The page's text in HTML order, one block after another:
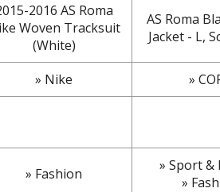
2016 AS Roma
Woven Tracksuit
(White)
AS Roma
Jacket - L,
» Nike »
» Fashion
» Sport &
»